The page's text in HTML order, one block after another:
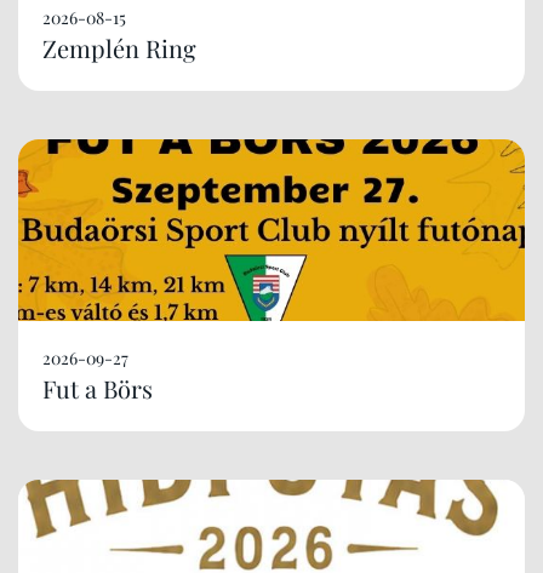
2026-08-15
Zemplén Ring
2026-09-27
Fut a Börs